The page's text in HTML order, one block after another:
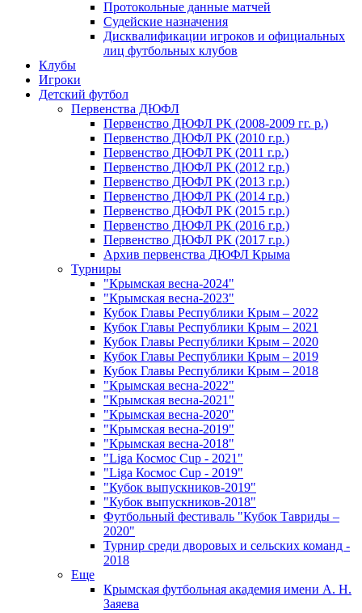
Протокольные данные матчей
Судейские назначения
Дисквалификации игроков и официальных
лиц футбольных клубов
Клубы
Игроки
Детский футбол
Первенства ДЮФЛ
Первенство ДЮФЛ РК (2008-2009 гг. р.)
Первенство ДЮФЛ РК (2010 г.р.)
Первенство ДЮФЛ РК (2011 г.р.)
Первенство ДЮФЛ РК (2012 г.р.)
Первенство ДЮФЛ РК (2013 г.р.)
Первенство ДЮФЛ РК (2014 г.р.)
Первенство ДЮФЛ РК (2015 г.р.)
Первенство ДЮФЛ РК (2016 г.р.)
Первенство ДЮФЛ РК (2017 г.р.)
Архив первенства ДЮФЛ Крыма
Турниры
"Крымская весна-2024"
"Крымская весна-2023"
Кубок Главы Республики Крым – 2022
Кубок Главы Республики Крым – 2021
Кубок Главы Республики Крым – 2020
Кубок Главы Республики Крым – 2019
Кубок Главы Республики Крым – 2018
"Крымская весна-2022"
"Крымская весна-2021"
"Крымская весна-2020"
"Крымская весна-2019"
"Крымская весна-2018"
"Liga Космос Cup - 2021"
"Liga Космос Cup - 2019"
"Кубок выпускников-2019"
"Кубок выпускников-2018"
Футбольный фестиваль "Кубок Тавриды –
2020"
Турнир среди дворовых и сельских команд -
2018
Еще
Крымская футбольная академия имени А. Н.
Заяева